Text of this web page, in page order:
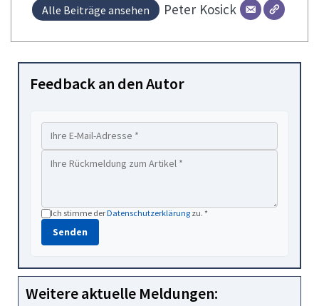
Alle Beiträge ansehen Peter Kosick
Feedback an den Autor
Ich stimme derDatenschutzerklärung zu. *
Senden
Weitere aktuelle Meldungen: